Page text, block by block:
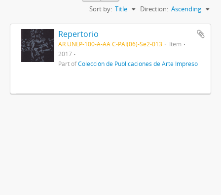
Sort by: Title Direction: Ascending
Repertorio
AR UNLP-100-A-AA C-PAI(06)-Se2-013
Item
2017
Part ofColección de Publicaciones de Arte Impreso